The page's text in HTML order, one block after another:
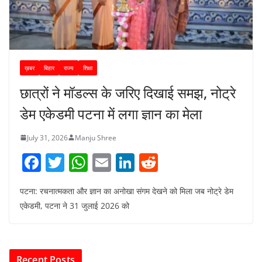
ख़बर बिहार राज्य शिक्षा
छात्रों ने मॉडल्स के जरिए दिखाई समझ, नोट्रे
डेम एकेडमी पटना में लगा ज्ञान का मेला
July 31, 2026 Manju Shree
F
c
o
T
itt
W
at
E
m
ai
Li
n
k
e
d
पटना: रचनात्मकता और ज्ञान का अनोखा संगम देखने को मिला जब नोट्रे डेम
एकेडमी, पटना ने 31 जुलाई 2026 को